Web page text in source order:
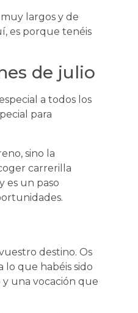
largos y de
es porque tenéis
de julio
a todos los
para
sino la
carrerilla
es un paso
destino. Os
lo que habéis sido
y una vocación que